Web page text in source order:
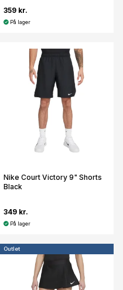
359 kr.
På lager
Nike Court Victory 9" Shorts
Black
349 kr.
På lager
Outlet